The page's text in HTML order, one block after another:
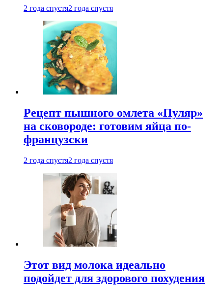
2 года спустя2 года спустя
Рецепт пышного омлета «Пуляр»
на сковороде: готовим яйца по-
французски
2 года спустя2 года спустя
Этот вид молока идеально
подойдет для здорового похудения